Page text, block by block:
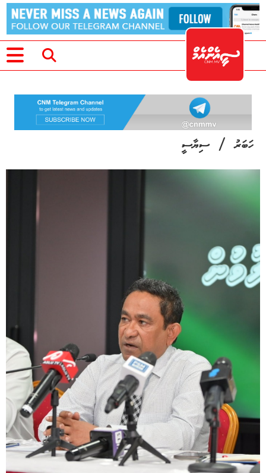
ހަބަރު/ސިޔާސީ